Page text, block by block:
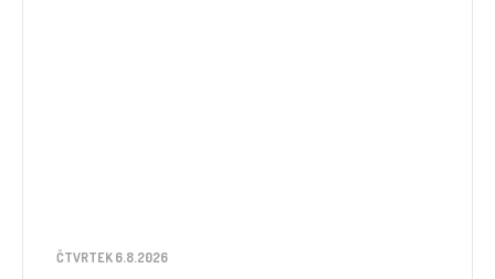
ČTVRTEK 6.8.2026